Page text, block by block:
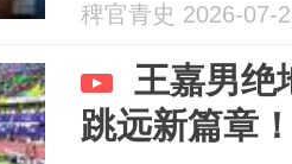
稗官青史 2026-07-
王嘉男绝
跳远新篇章